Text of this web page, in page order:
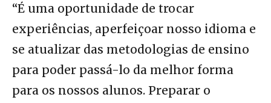
“É uma oportunidade de trocar
experiências, aperfeiçoar nosso idioma e
se atualizar das metodologias de ensino
para poder passá-lo da melhor forma
para os nossos alunos. Preparar o